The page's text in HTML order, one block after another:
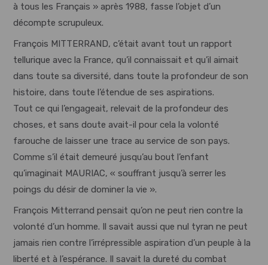
à tous les Français » après 1988, fasse l’objet d’un
décompte scrupuleux.
François MITTERRAND, c’était avant tout un rapport
tellurique avec la France, qu’il connaissait et qu’il aimait
dans toute sa diversité, dans toute la profondeur de son
histoire, dans toute l’étendue de ses aspirations.
Tout ce qui l’engageait, relevait de la profondeur des
choses, et sans doute avait-il pour cela la volonté
farouche de laisser une trace au service de son pays.
Comme s’il était demeuré jusqu’au bout l’enfant
qu’imaginait MAURIAC, « souffrant jusqu’à serrer les
poings du désir de dominer la vie ».
François Mitterrand pensait qu’on ne peut rien contre la
volonté d’un homme. Il savait aussi que nul tyran ne peut
jamais rien contre l’irrépressible aspiration d’un peuple à la
liberté et à l’espérance. Il savait la dureté du combat